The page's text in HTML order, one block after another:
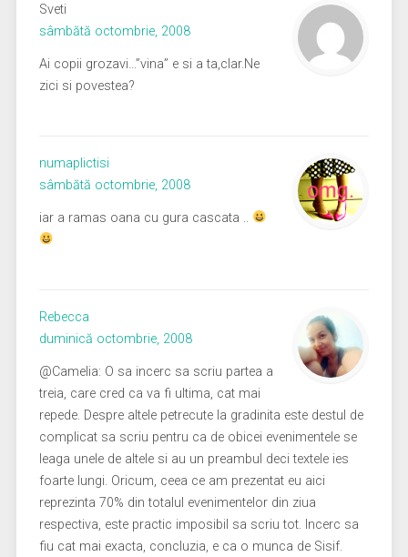
Sveti
sâmbătă octombrie, 2008
Ai copii grozavi…”vina” e si a ta,clar.Ne
zici si povestea?
numaplictisi
sâmbătă octombrie, 2008
iar a ramas oana cu gura cascata ..
Rebecca
duminică octombrie, 2008
@Camelia: O sa incerc sa scriu partea a
treia, care cred ca va fi ultima, cat mai
repede. Despre altele petrecute la gradinita este destul de
complicat sa scriu pentru ca de obicei evenimentele se
leaga unele de altele si au un preambul deci textele ies
foarte lungi. Oricum, ceea ce am prezentat eu aici
reprezinta 70% din totalul evenimentelor din ziua
respectiva, este practic imposibil sa scriu tot. Incerc sa
fiu cat mai exacta, concluzia, e ca o munca de Sisif.